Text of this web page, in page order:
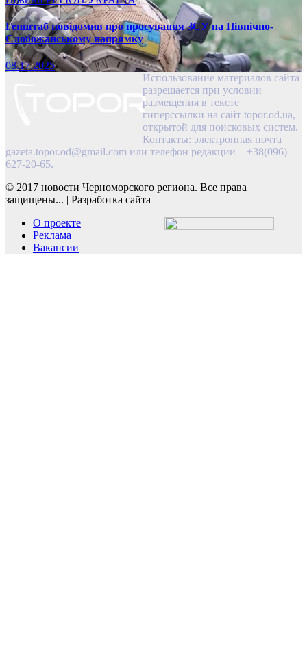
Генштаб повідомив про просування ЗСУ на Північно-
Слобожанському напрямку
08.17.2025
Использование материалов сайта
разрешается при условии
размещения в тексте
гиперссылки на сайт topor.od.ua,
открытой для поисковых систем.
Контакты: электронная почта
gazeta.topor.od@gmail.com или телефон редакции – +38(096)
627-20-65.
© 2017 новости Черноморского региона. Все права
защищены... | Разработка сайта
О проекте
Реклама
Вакансии